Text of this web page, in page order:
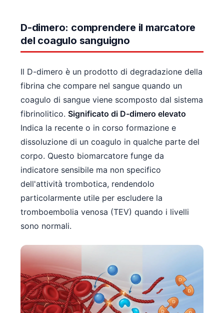
D-dimero: comprendere il marcatore
del coagulo sanguigno
Il D-dimero è un prodotto di degradazione della
fibrina che compare nel sangue quando un
coagulo di sangue viene scomposto dal sistema
fibrinolitico. Significato di D-dimero elevato
Indica la recente o in corso formazione e
dissoluzione di un coagulo in qualche parte del
corpo. Questo biomarcatore funge da
indicatore sensibile ma non specifico
dell'attività trombotica, rendendolo
particolarmente utile per escludere la
tromboembolia venosa (TEV) quando i livelli
sono normali.